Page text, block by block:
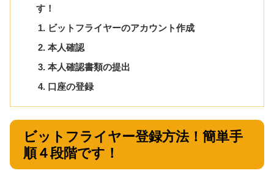
す！
ビットフライヤーのアカウント作成
本人確認
本人確認書類の提出
口座の登録
ビットフライヤー登録方法！簡単手
順４段階です！